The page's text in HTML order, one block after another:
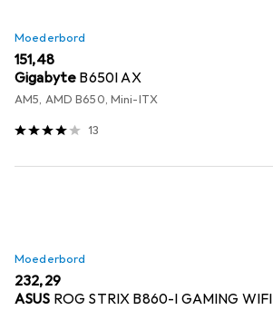
Moederbord
EUR
151,48
Gigabyte B650I AX
AM5, AMD B650, Mini-ITX
13
Moederbord
EUR
232,29
ASUS ROG STRIX B860-I GAMING WIFI